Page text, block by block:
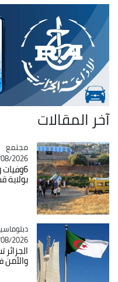
Catégorie
مجتمع
06/08/2026 - 09:08
6وفيات و 19
بولاية قسنطينة
Catégorie
دبلوماسية
05/08/2026 - 22:58
والأمن في إفريقيا مطلع